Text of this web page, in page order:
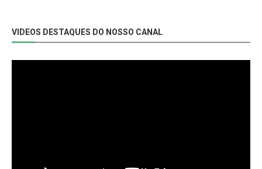
VIDEOS DESTAQUES DO NOSSO CANAL